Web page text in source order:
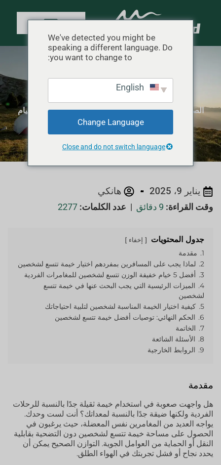
أفضل 5 خيام خفيفة الوزن تتسع
لشخصين للمسافرين المنفردين
الصفحة الرئيسية"مراجعات معدات التخييم"
أفضل 5 خيام
خفيفة الوزن تتسع لشخصين للمسافرين المنفردين
يناير 9، 2025 هانكي
وقت القراءة: 9 دقائق | عدد الكلمات: 2277
جدول المحتويات إخفاء
1. مقدمة
2. لماذا يجب على المسافرين بمفردهم اختيار خيمة تتسع لشخصين
3. أفضل 5 خيام خفيفة الوزن تتسع لشخصين للمغامرات الفردية
4. الميزات الرئيسية التي يجب البحث عنها في خيمة تتسع
لشخصين
5. كيفية اختيار الخيمة المناسبة لشخصين لتلبية احتياجاتك
6. الحكم النهائي: توصيات أفضل خيمة تتسع لشخصين
7. الخاتمة
8. الأسئلة الشائعة
9. الروابط الخارجية
مقدمة
هل واجهت صعوبة في استخدام خيمة ثقيلة جدًا بالنسبة للرحلات
الفردية ولكنها ضيقة جدًا بالنسبة لمعداتك؟ أنت لست وحدك.
يواجه العديد من المغامرين نفس المعضلة، حيث يرغبون في
الحصول على مساحة خيمة تتسع لشخصين دون التضحية بقابلية
النقل أو الحماية من العوامل الجوية. التوازن الصحيح يمكن أن
يحدد نجاح أو فشل تجربتك في الهواء الطلق.
We've detected you might be
speaking a different language. Do
you want to change to:
Change Language
Close and do not switch language